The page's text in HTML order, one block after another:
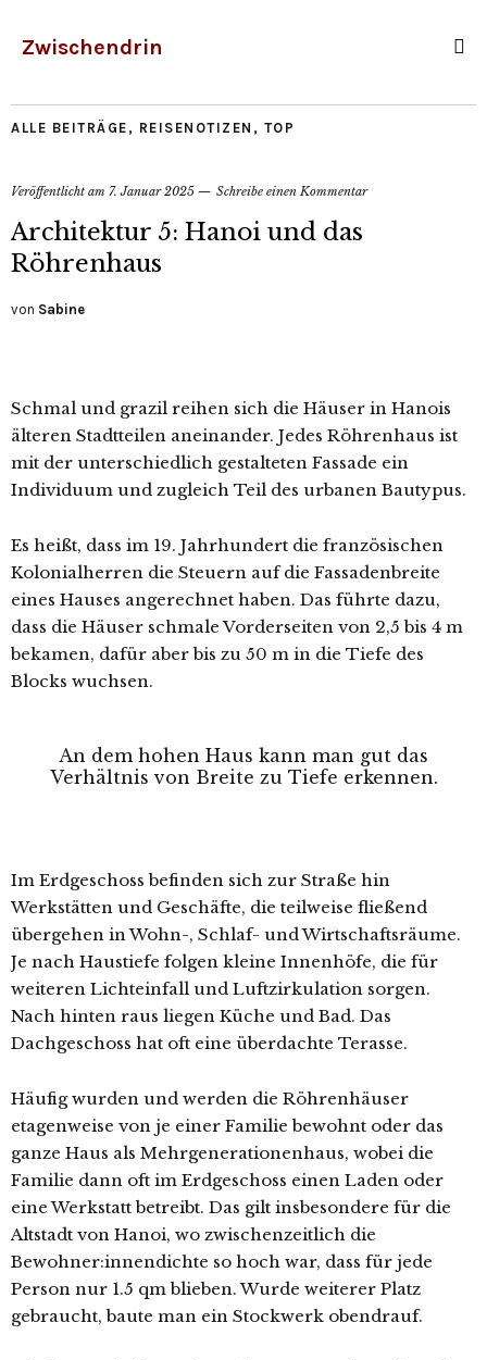
Zwischendrin
ALLE BEITRÄGE , REISENOTIZEN , TOP
Veröffentlicht am 7. Januar 2025 Schreibe einen Kommentar
Architektur 5: Hanoi und das
Röhrenhaus
von Sabine
Schmal und grazil reihen sich die Häuser in Hanois
älteren Stadtteilen aneinander. Jedes Röhrenhaus ist
mit der unterschiedlich gestalteten Fassade ein
Individuum und zugleich Teil des urbanen Bautypus.
Es heißt, dass im 19. Jahrhundert die französischen
Kolonialherren die Steuern auf die Fassadenbreite
eines Hauses angerechnet haben. Das führte dazu,
dass die Häuser schmale Vorderseiten von 2,5 bis 4 m
bekamen, dafür aber bis zu 50 m in die Tiefe des
Blocks wuchsen.
An dem hohen Haus kann man gut das
Verhältnis von Breite zu Tiefe erkennen.
Im Erdgeschoss befinden sich zur Straße hin
Werkstätten und Geschäfte, die teilweise fließend
übergehen in Wohn-, Schlaf- und Wirtschaftsräume.
Je nach Haustiefe folgen kleine Innenhöfe, die für
weiteren Lichteinfall und Luftzirkulation sorgen.
Nach hinten raus liegen Küche und Bad. Das
Dachgeschoss hat oft eine überdachte Terasse.
Häufig wurden und werden die Röhrenhäuser
etagenweise von je einer Familie bewohnt oder das
ganze Haus als Mehrgenerationenhaus, wobei die
Familie dann oft im Erdgeschoss einen Laden oder
eine Werkstatt betreibt. Das gilt insbesondere für die
Altstadt von Hanoi, wo zwischenzeitlich die
Bewohner:innendichte so hoch war, dass für jede
Person nur 1.5 qm blieben. Wurde weiterer Platz
gebraucht, baute man ein Stockwerk obendrauf.